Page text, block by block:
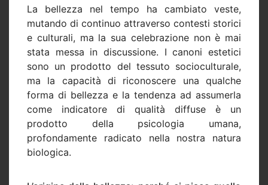
La bellezza nel tempo ha cambiato veste,
mutando di continuo attraverso contesti storici
e culturali, ma la sua celebrazione non è mai
stata messa in discussione. I canoni estetici
sono un prodotto del tessuto socioculturale,
ma la capacità di riconoscere una qualche
forma di bellezza e la tendenza ad assumerla
come indicatore di qualità diffuse è un
prodotto della psicologia umana,
profondamente radicato nella nostra natura
biologica.